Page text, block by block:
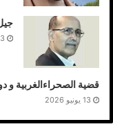
13
قضية الصحراءالغربية و
13 يونيو 2026